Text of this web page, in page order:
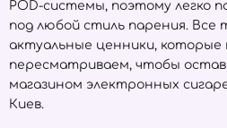
POD-системы, поэтому легко
под любой стиль парения.
актуальные ценники, которые
пересматриваем, чтобы
магазином электронных
Киев.